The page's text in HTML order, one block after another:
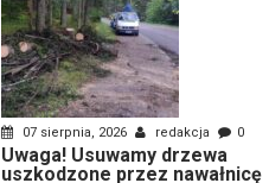
07 sierpnia, 2026 redakcja 0
Uwaga! Usuwamy drzewa
uszkodzone przez nawałnicę